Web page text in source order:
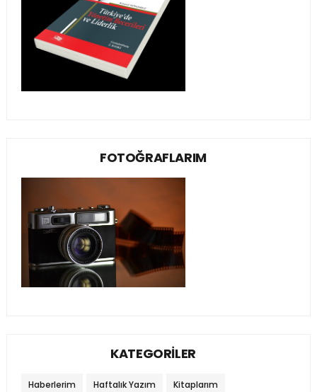
FOTOĞRAFLARIM
KATEGORİLER
Haberlerim Haftalık Yazım Kitaplarım